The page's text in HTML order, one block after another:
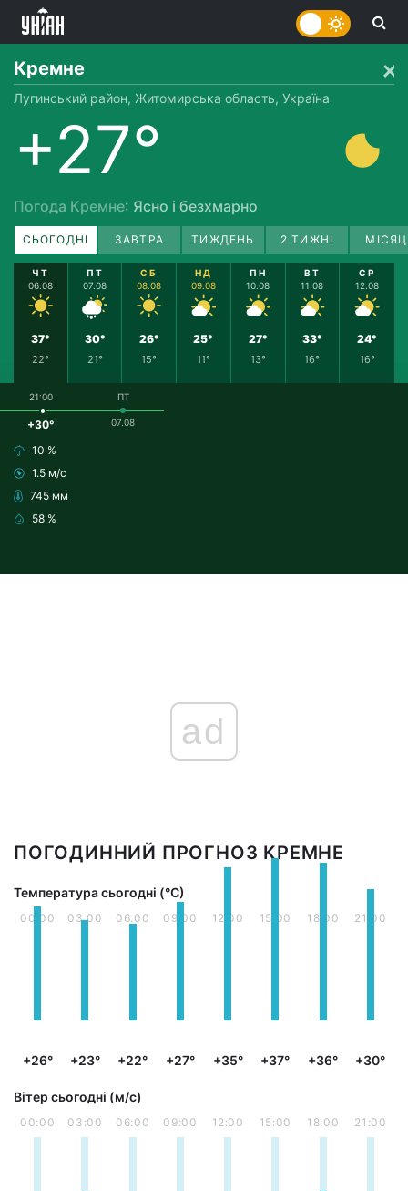
Кремне
Лугинський район, Житомирська область, Україна
+27°
Погода Кремне: Ясно і безхмарно
СЬОГОДНІ ЗАВТРА ТИЖДЕНЬ 2 ТИЖНІ
ЧТ
06.08
37°
22°
ПТ
07.08
30°
21°
СБ
08.08
26°
15°
НД
09.08
25°
11°
ПН
10.08
27°
13°
ВТ
11.08
33°
16°
СР
12.08
24°
16°
21:00
+30°
10 %
1.5 м/с
745 мм
58 %
ПТ
07.08
ad
ПОГОДИННИЙ ПРОГНОЗ КРЕМНЕ
Температура сьогодні (°С)
00:00
+26°
03:00
+23°
06:00
+22°
09:00
+27°
12:00
+35°
15:00
+37°
18:00
+36°
21:00
+30°
Вітер сьогодні (м/с)
00:00 03:00 06:00 09:00 12:00 15:00 18:00 21:00